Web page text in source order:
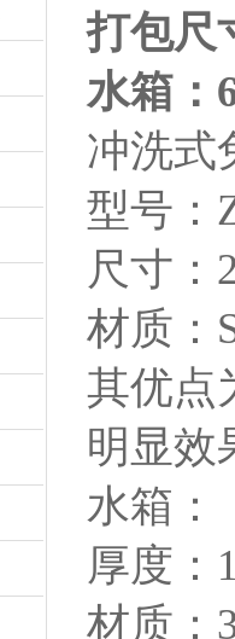
打包尺
水箱：
冲洗式
型号：
尺寸：
材质：
其优点
明显效
水箱：
厚度：
材质：